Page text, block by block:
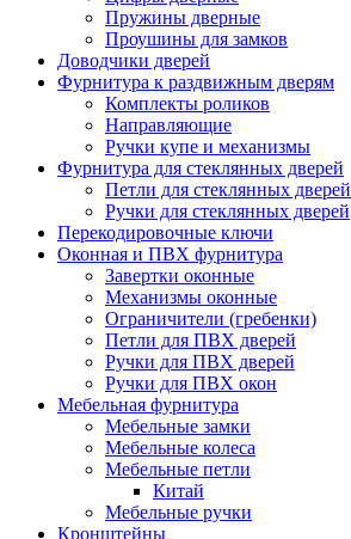
Пружины дверные
Проушины для замков
Доводчики дверей
Фурнитура к раздвижным дверям
Комплекты роликов
Направляющие
Ручки купе и механизмы
Фурнитура для стеклянных дверей
Петли для стеклянных дверей
Ручки для стеклянных дверей
Перекодировочные ключи
Оконная и ПВХ фурнитура
Завертки оконные
Механизмы оконные
Ограничители (гребенки)
Петли для ПВХ дверей
Ручки для ПВХ дверей
Ручки для ПВХ окон
Мебельная фурнитура
Мебельные замки
Мебельные колеса
Мебельные петли
Китай
Мебельные ручки
Кронштейны